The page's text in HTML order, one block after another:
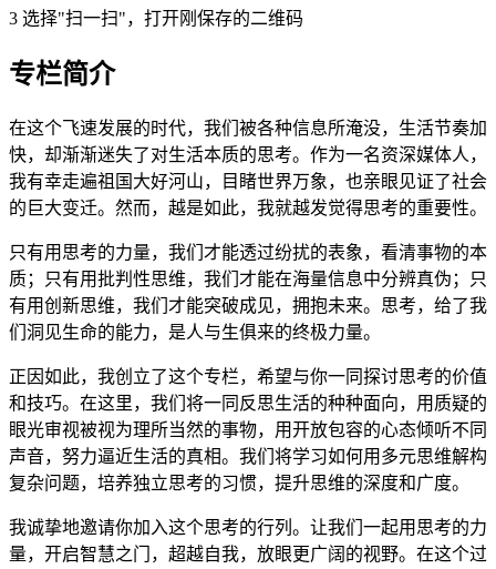
3 选择"扫一扫"，打开刚保存的二维码
专栏简介
在这个飞速发展的时代，我们被各种信息所淹没，生活节奏加
快，却渐渐迷失了对生活本质的思考。作为一名资深媒体人，
我有幸走遍祖国大好河山，目睹世界万象，也亲眼见证了社会
的巨大变迁。然而，越是如此，我就越发觉得思考的重要性。
只有用思考的力量，我们才能透过纷扰的表象，看清事物的本
质；只有用批判性思维，我们才能在海量信息中分辨真伪；只
有用创新思维，我们才能突破成见，拥抱未来。思考，给了我
们洞见生命的能力，是人与生俱来的终极力量。
正因如此，我创立了这个专栏，希望与你一同探讨思考的价值
和技巧。在这里，我们将一同反思生活的种种面向，用质疑的
眼光审视被视为理所当然的事物，用开放包容的心态倾听不同
声音，努力逼近生活的真相。我们将学习如何用多元思维解构
复杂问题，培养独立思考的习惯，提升思维的深度和广度。
我诚挚地邀请你加入这个思考的行列。让我们一起用思考的力
量，开启智慧之门，超越自我，放眼更广阔的视野。在这个过